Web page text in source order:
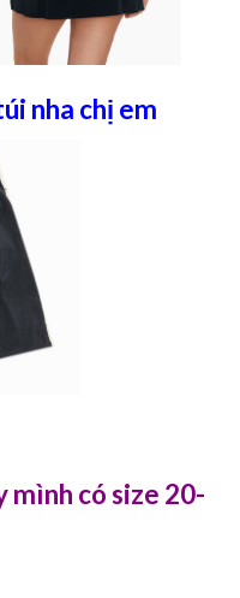
nha chị em
có size 20-